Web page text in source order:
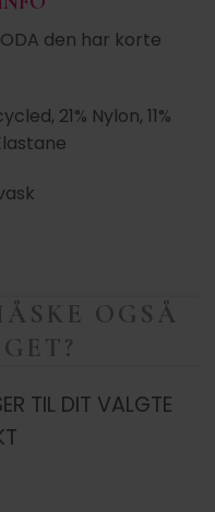
den har korte
21% Nylon, 11%
OGSÅ
TIL DIT VALGTE